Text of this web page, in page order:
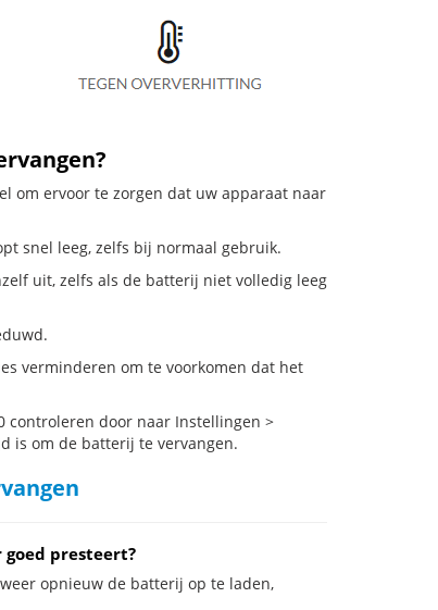
om ervoor te zorgen dat uw apparaat naar
snel leeg, zelfs bij normaal gebruik.
uit, zelfs als de batterij niet volledig leeg
verminderen om te voorkomen dat het
controleren door naar Instellingen >
is om de batterij te vervangen.
goed presteert?
opnieuw de batterij op te laden,